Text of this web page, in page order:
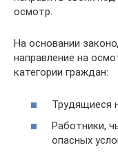
осмотр.
На основании
направление на
категории граждан:
Трудящиеся
Работники,
опасных